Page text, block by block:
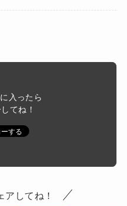
入ったら
てね！
アしてね！